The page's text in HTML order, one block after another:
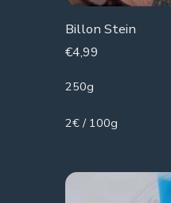
Billon Stein
€4,99
250g
2€ / 100g